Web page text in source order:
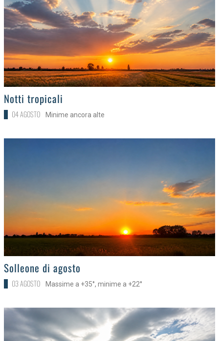
>
Notti tropicali
04 AGOSTO Minime ancora alte
>
Solleone di agosto
03 AGOSTO Massime a +35°, minime a +22°